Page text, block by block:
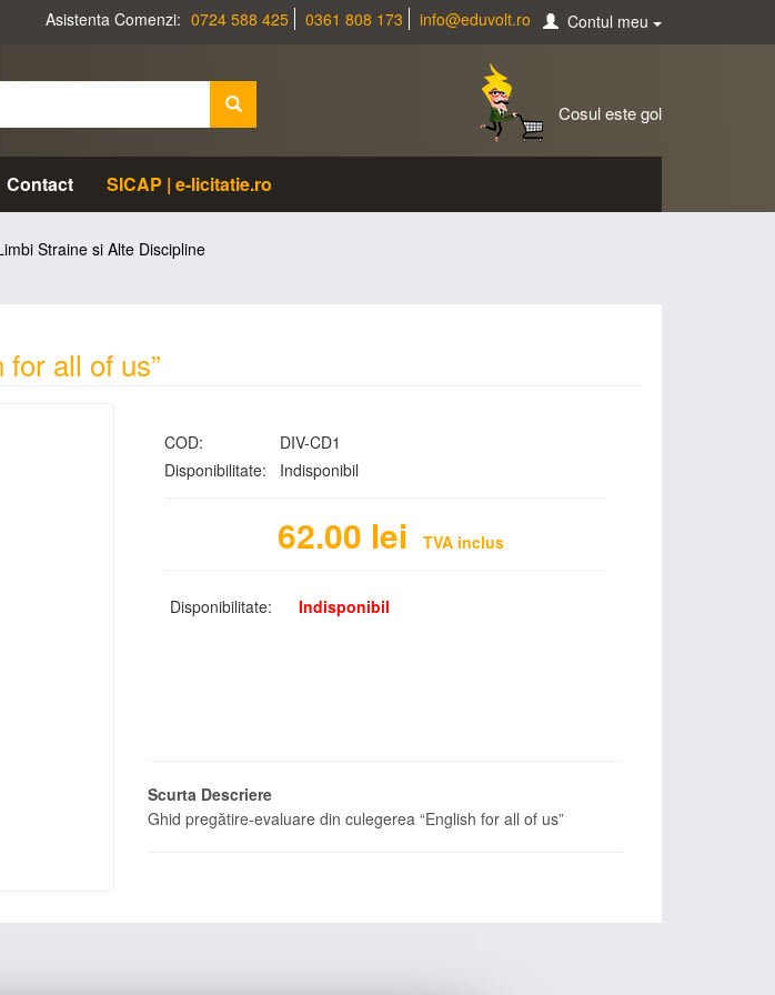
Asistenta Comenzi: 0724 588 425 0361 808 173 info@eduvolt.ro Contul meu
Cosul este gol
Contact SICAP | e-licitatie.ro
Straine si Alte Discipline
all of us”
COD:
DIV-CD1
Disponibilitate:
Indisponibil
62.00 lei TVA inclus
Disponibilitate: Indisponibil
Scurta Descriere
Ghid pregătire-evaluare din culegerea “English for all of us”